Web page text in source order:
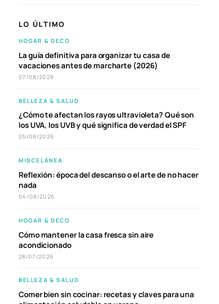
LO ÚLTIMO
HOGAR & DECO
La guía definitiva para organizar tu casa de
vacaciones antes de marcharte (2026)
07/08/2026
BELLEZA & SALUD
¿Cómo te afectan los rayos ultravioleta? Qué son
los UVA, los UVB y qué significa de verdad el SPF
05/08/2026
MISCELÁNEA
Reflexión: época del descanso o el arte de no hacer
nada
04/08/2026
HOGAR & DECO
Cómo mantener la casa fresca sin aire
acondicionado
28/07/2026
BELLEZA & SALUD
Comer bien sin cocinar: recetas y claves para una